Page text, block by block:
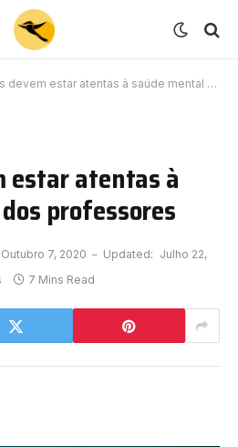
estar atentas à saúde mental dos professores
estar atentas à
professores
Outubro 7, 2020 Updated: Julho 22,
7 Mins Read